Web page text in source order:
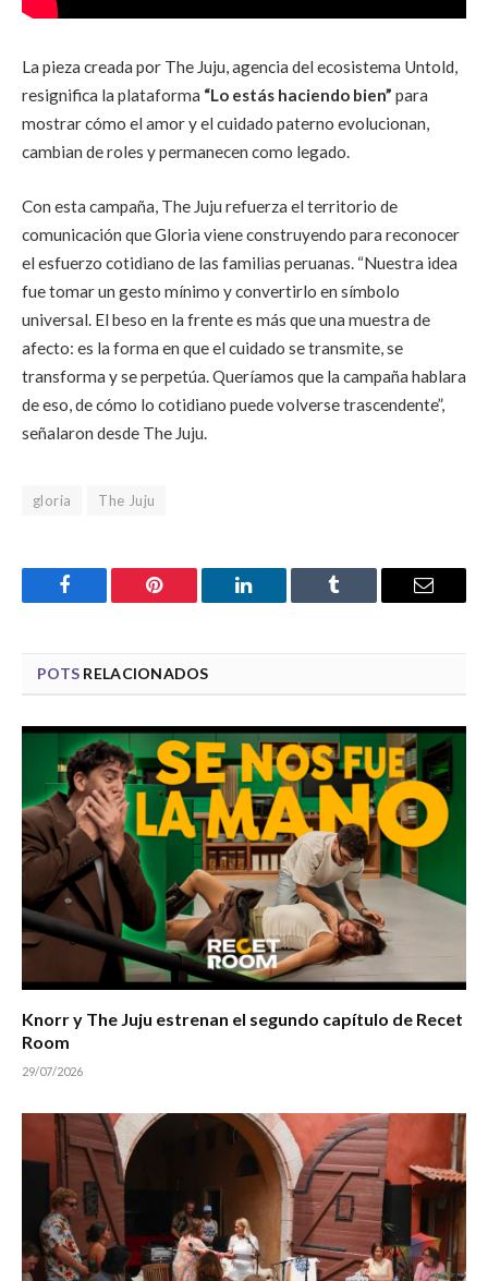
La pieza creada por The Juju, agencia del ecosistema Untold,
resignifica la plataforma “Lo estás haciendo bien” para
mostrar cómo el amor y el cuidado paterno evolucionan,
cambian de roles y permanecen como legado.
Con esta campaña, The Juju refuerza el territorio de
comunicación que Gloria viene construyendo para reconocer
el esfuerzo cotidiano de las familias peruanas. “Nuestra idea
fue tomar un gesto mínimo y convertirlo en símbolo
universal. El beso en la frente es más que una muestra de
afecto: es la forma en que el cuidado se transmite, se
transforma y se perpetúa. Queríamos que la campaña hablara
de eso, de cómo lo cotidiano puede volverse trascendente”,
señalaron desde The Juju.
gloria The Juju
Facebook Pinterest LinkedIn Tumblr Email
POTS RELACIONADOS
Knorr y The Juju estrenan el segundo capítulo de Recet
Room
29/07/2026